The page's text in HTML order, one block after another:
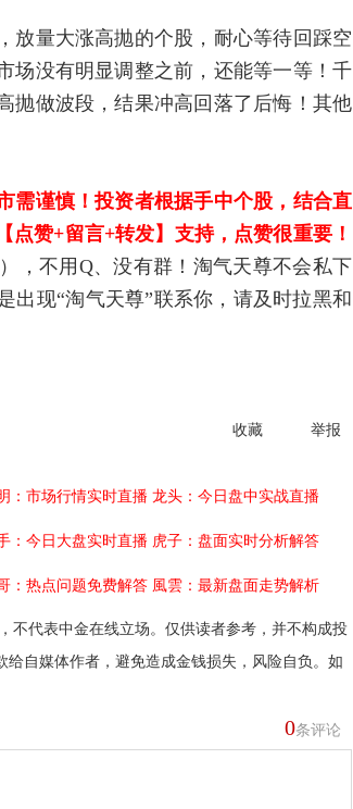
量大涨高抛的个股，耐心等待回踩空
场没有明显调整之前，还能等一等！千
抛做波段，结果冲高回落了后悔！其他
需谨慎！投资者根据手中个股，结合直
赞+留言+转发】支持，点赞很重要！
，不用Q、没有群！淘气天尊不会私下
出现“淘气天尊”联系你，请及时拉黑和
收藏 举报
：市场行情实时直播 龙头：今日盘中实战直播
：今日大盘实时直播 虎子：盘面实时分析解答
：热点问题免费解答 風雲：最新盘面走势解析
不代表中金在线立场。仅供读者参考，并不构成投
自媒体作者，避免造成金钱损失，风险自负。如
0条评论